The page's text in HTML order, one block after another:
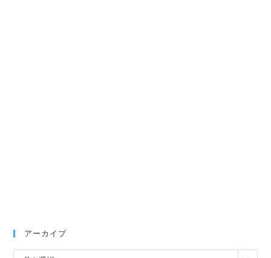
アーカイブ